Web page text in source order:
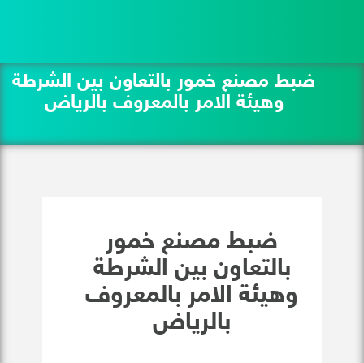
ضبط مصنع خمور بالتعاون بين الشرطة
وهيئة الامر بالمعروف بالرياض
ضبط مصنع خمور
بالتعاون بين الشرطة
وهيئة الامر بالمعروف
بالرياض